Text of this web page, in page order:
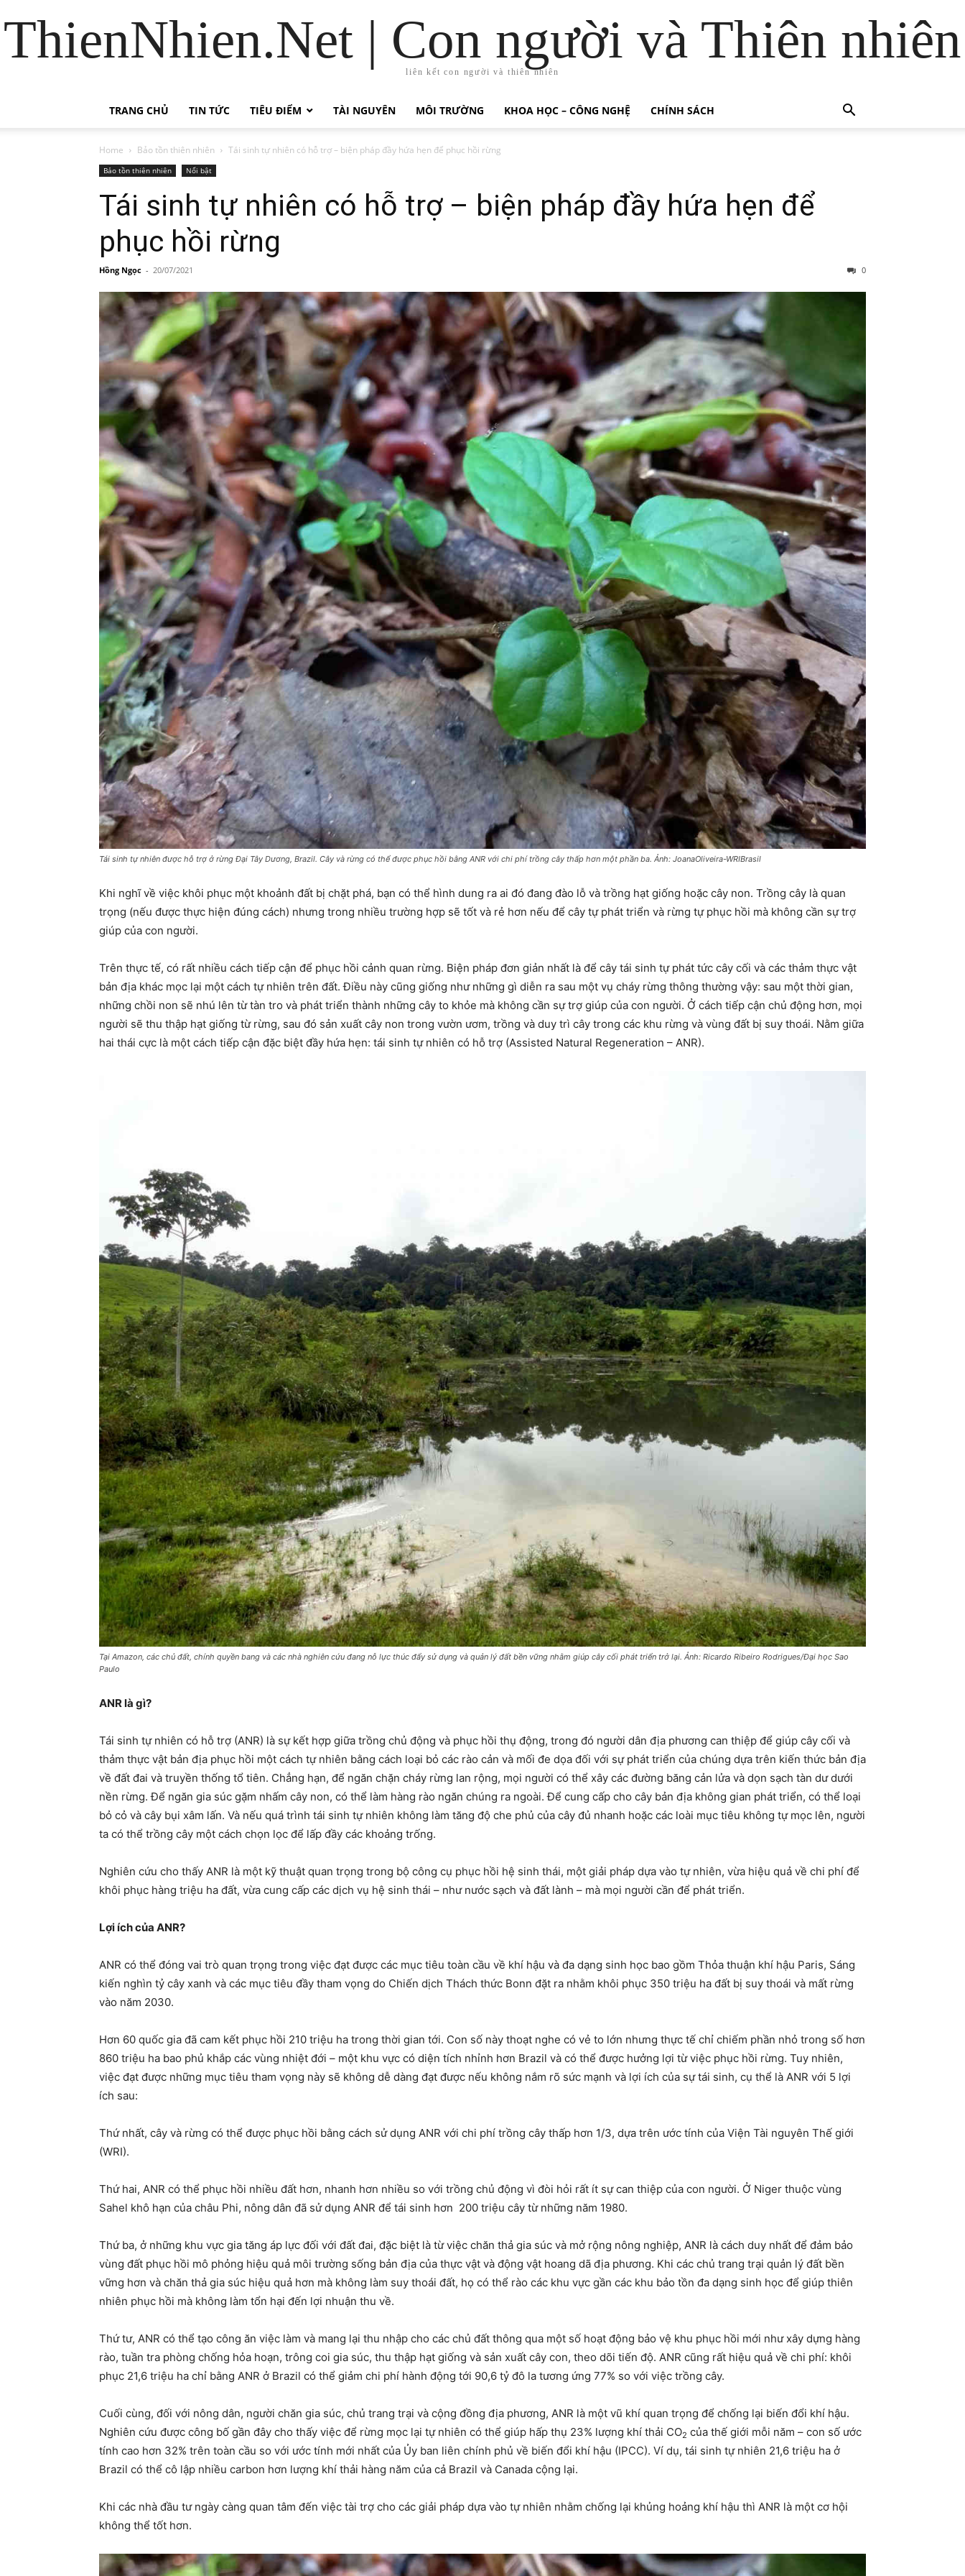
ThienNhien.Net | Con người và Thiên nhiên
liên kết con người và thiên nhiên
TRANG CHỦ TIN TỨC TIÊU ĐIỂM TÀI NGUYÊN MÔI TRƯỜNG KHOA HỌC – CÔNG NGHỆ CHÍNH SÁCH
Home Bảo tồn thiên nhiên Tái sinh tự nhiên có hỗ trợ – biện pháp đầy hứa hẹn để phục hồi rừng
Bảo tồn thiên nhiên Nổi bật
Tái sinh tự nhiên có hỗ trợ – biện pháp đầy hứa hẹn để
phục hồi rừng
Hồng Ngọc - 20/07/2021 0
Tái sinh tự nhiên được hỗ trợ ở rừng Đại Tây Dương, Brazil. Cây và rừng có thể được phục hồi bằng ANR với chi phí trồng cây thấp hơn một phần ba. Ảnh: JoanaOliveira-WRIBrasil
Khi nghĩ về việc khôi phục một khoảnh đất bị chặt phá, bạn có thể hình dung ra ai đó đang đào lỗ và trồng hạt giống hoặc cây non. Trồng cây là quan
trọng (nếu được thực hiện đúng cách) nhưng trong nhiều trường hợp sẽ tốt và rẻ hơn nếu để cây tự phát triển và rừng tự phục hồi mà không cần sự trợ
giúp của con người.
Trên thực tế, có rất nhiều cách tiếp cận để phục hồi cảnh quan rừng. Biện pháp đơn giản nhất là để cây tái sinh tự phát tức cây cối và các thảm thực vật
bản địa khác mọc lại một cách tự nhiên trên đất. Điều này cũng giống như những gì diễn ra sau một vụ cháy rừng thông thường vậy: sau một thời gian,
những chồi non sẽ nhú lên từ tàn tro và phát triển thành những cây to khỏe mà không cần sự trợ giúp của con người. Ở cách tiếp cận chủ động hơn, mọi
người sẽ thu thập hạt giống từ rừng, sau đó sản xuất cây non trong vườn ươm, trồng và duy trì cây trong các khu rừng và vùng đất bị suy thoái. Nằm giữa
hai thái cực là một cách tiếp cận đặc biệt đầy hứa hẹn: tái sinh tự nhiên có hỗ trợ (Assisted Natural Regeneration – ANR).
Tại Amazon, các chủ đất, chính quyền bang và các nhà nghiên cứu đang nỗ lực thúc đẩy sử dụng và quản lý đất bền vững nhằm giúp cây cối phát triển trở lại. Ảnh: Ricardo Ribeiro Rodrigues/Đại học Sao
Paulo
ANR là gì?
Tái sinh tự nhiên có hỗ trợ (ANR) là sự kết hợp giữa trồng chủ động và phục hồi thụ động, trong đó người dân địa phương can thiệp để giúp cây cối và
thảm thực vật bản địa phục hồi một cách tự nhiên bằng cách loại bỏ các rào cản và mối đe dọa đối với sự phát triển của chúng dựa trên kiến ​​thức bản địa
về đất đai và truyền thống tổ tiên. Chẳng hạn, để ngăn chặn cháy rừng lan rộng, mọi người có thể xây các đường băng cản lửa và dọn sạch tàn dư dưới
nền rừng. Để ngăn gia súc gặm nhấm cây non, có thể làm hàng rào ngăn chúng ra ngoài. Để cung cấp cho cây bản địa không gian phát triển, có thể loại
bỏ cỏ và cây bụi xâm lấn. Và nếu quá trình tái sinh tự nhiên không làm tăng độ che phủ của cây đủ nhanh hoặc các loài mục tiêu không tự mọc lên, người
ta có thể trồng cây một cách chọn lọc để lấp đầy các khoảng trống.
Nghiên cứu cho thấy ANR là một kỹ thuật quan trọng trong bộ công cụ phục hồi hệ sinh thái, một giải pháp dựa vào tự nhiên, vừa hiệu quả về chi phí để
khôi phục hàng triệu ha đất, vừa cung cấp các dịch vụ hệ sinh thái – như nước sạch và đất lành – mà mọi người cần để phát triển.
Lợi ích của ANR?
ANR có thể đóng vai trò quan trọng trong việc đạt được các mục tiêu toàn cầu về khí hậu và đa dạng sinh học bao gồm Thỏa thuận khí hậu Paris, Sáng
kiến ​​nghìn tỷ cây xanh và các mục tiêu đầy tham vọng do Chiến dịch Thách thức Bonn đặt ra nhằm khôi phục 350 triệu ha đất bị suy thoái và mất rừng
vào năm 2030.
Hơn 60 quốc gia đã cam kết phục hồi 210 triệu ha trong thời gian tới. Con số này thoạt nghe có vẻ to lớn nhưng thực tế chỉ chiếm phần nhỏ trong số hơn
860 triệu ha bao phủ khắp các vùng nhiệt đới – một khu vực có diện tích nhỉnh hơn Brazil và có thể được hưởng lợi từ việc phục hồi rừng. Tuy nhiên,
việc đạt được những mục tiêu tham vọng này sẽ không dễ dàng đạt được nếu không nắm rõ sức mạnh và lợi ích của sự tái sinh, cụ thể là ANR với 5 lợi
ích sau:
Thứ nhất, cây và rừng có thể được phục hồi bằng cách sử dụng ANR với chi phí trồng cây thấp hơn 1/3, dựa trên ước tính của Viện Tài nguyên Thế giới
(WRI).
Thứ hai, ANR có thể phục hồi nhiều đất hơn, nhanh hơn nhiều so với trồng chủ động vì đòi hỏi rất ít sự can thiệp của con người. Ở Niger thuộc vùng
Sahel khô hạn của châu Phi, nông dân đã sử dụng ANR để tái sinh hơn 200 triệu cây từ những năm 1980.
Thứ ba, ở những khu vực gia tăng áp lực đối với đất đai, đặc biệt là từ việc chăn thả gia súc và mở rộng nông nghiệp, ANR là cách duy nhất để đảm bảo
vùng đất phục hồi mô phỏng hiệu quả môi trường sống bản địa của thực vật và động vật hoang dã địa phương. Khi các chủ trang trại quản lý đất bền
vững hơn và chăn thả gia súc hiệu quả hơn mà không làm suy thoái đất, họ có thể rào các khu vực gần các khu bảo tồn đa dạng sinh học để giúp thiên
nhiên phục hồi mà không làm tổn hại đến lợi nhuận thu về.
Thứ tư, ANR có thể tạo công ăn việc làm và mang lại thu nhập cho các chủ đất thông qua một số hoạt động bảo vệ khu phục hồi mới như xây dựng hàng
rào, tuần tra phòng chống hỏa hoạn, trông coi gia súc, thu thập hạt giống và sản xuất cây con, theo dõi tiến độ. ANR cũng rất hiệu quả về chi phí: khôi
phục 21,6 triệu ha chỉ bằng ANR ở Brazil có thể giảm chi phí hành động tới 90,6 tỷ đô la tương ứng 77% so với việc trồng cây.
Cuối cùng, đối với nông dân, người chăn gia súc, chủ trang trại và cộng đồng địa phương, ANR là một vũ khí quan trọng để chống lại biến đổi khí hậu.
Nghiên cứu được công bố gần đây cho thấy việc để rừng mọc lại tự nhiên có thể giúp hấp thụ 23% lượng khí thải CO2 của thế giới mỗi năm – con số ước
tính cao hơn 32% trên toàn cầu so với ước tính mới nhất của Ủy ban liên chính phủ về biến đổi khí hậu (IPCC). Ví dụ, tái sinh tự nhiên 21,6 triệu ha ở
Brazil có thể cô lập nhiều carbon hơn lượng khí thải hàng năm của cả Brazil và Canada cộng lại.
Khi các nhà đầu tư ngày càng quan tâm đến việc tài trợ cho các giải pháp dựa vào tự nhiên nhằm chống lại khủng hoảng khí hậu thì ANR là một cơ hội
không thể tốt hơn.